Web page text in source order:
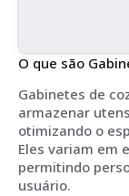
O que são
Gabinetes de
armazenar
otimizando o
Eles variam em
permitindo
usuário.